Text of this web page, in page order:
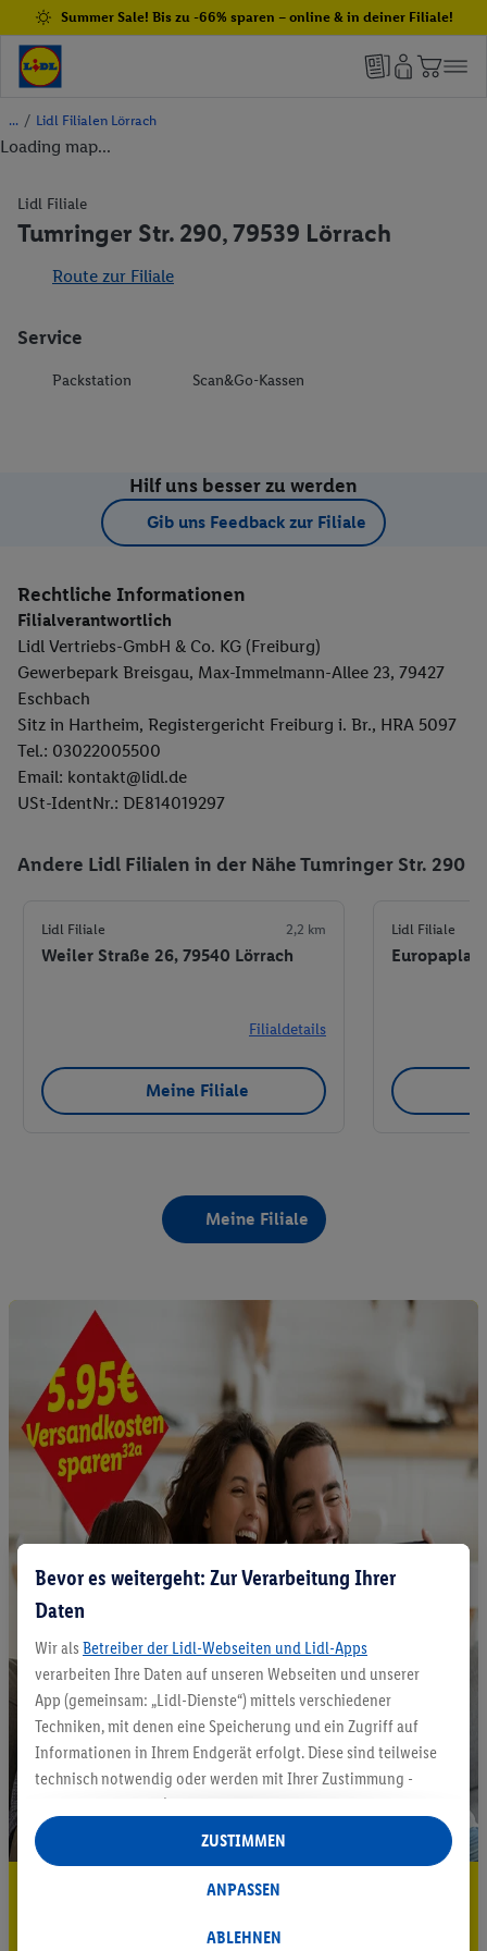
Summer Sale! Bis zu -66% sparen – online & in deiner Filiale!
/ Lidl Filialen Lörrach
Loading map...
Lidl Filiale
Tumringer Str. 290, 79539 Lörrach
Route zur Filiale
Service
Packstation Scan&Go-Kassen
Hilf uns besser zu werden
Gib uns Feedback zur Filiale
Rechtliche Informationen
Filialverantwortlich
Lidl Vertriebs-GmbH & Co. KG (Freiburg)
Gewerbepark Breisgau, Max-Immelmann-Allee 23, 79427
Eschbach
Sitz in Hartheim, Registergericht Freiburg i. Br., HRA 5097
Tel.: 03022005500
Email: kontakt@lidl.de
USt-IdentNr.: DE814019297
Andere Lidl Filialen in der Nähe Tumringer Str. 290
Lidl Filiale 2,2 km
Weiler Straße 26, 79540 Lörrach
Filialdetails
Meine Filiale
Lidl Filiale
Meine Filiale
5.95 € Versand sparen³²ᵃ
Jetzt zum Newsletter anmelden
Bevor es weitergeht: Zur Verarbeitung Ihrer
Daten
Wir als Betreiber der Lidl-Webseiten und Lidl-Apps
verarbeiten Ihre Daten auf unseren Webseiten und unserer
App (gemeinsam: „Lidl-Dienste“) mittels verschiedener
Techniken, mit denen eine Speicherung und ein Zugriff auf
Informationen in Ihrem Endgerät erfolgt. Diese sind teilweise
technisch notwendig oder werden mit Ihrer Zustimmung -
auch durch Partner (u.a.
Verantwortliche; im Zusammenhang mit dem IAB TCF
insgesamt
Statistik-Erstellung oder für personalisierte Werbung
Datenverarbeitungen für personalisierte Werbung werden
ABLEHNEN
ANPASSEN
ZUSTIMMEN